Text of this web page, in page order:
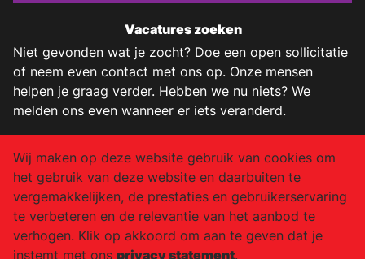
Vacatures zoeken
Niet gevonden wat je zocht? Doe een open sollicitatie
of neem even contact met ons op. Onze mensen
helpen je graag verder. Hebben we nu niets? We
melden ons even wanneer er iets veranderd.
+31 (0)20 2141 522
info@job-air.nl
Facebook
Instagram
Wij maken op deze website gebruik van cookies om
het gebruik van deze website en daarbuiten te
vergemakkelijken, de prestaties en gebruikerservaring
te verbeteren en de relevantie van het aanbod te
verhogen. Klik op akkoord om aan te geven dat je
instemt met ons privacy statement.